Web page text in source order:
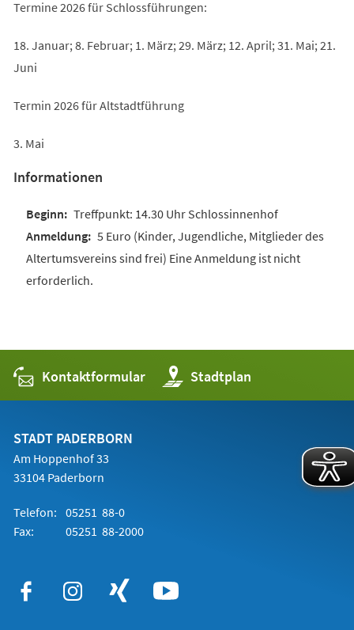
Termine 2026 für Schlossführungen:
18. Januar; 8. Februar; 1. März; 29. März; 12. April; 31. Mai; 21.
Juni
Termin 2026 für Altstadtführung
3. Mai
Informationen
Treffpunkt: 14.30 Uhr Schlossinnenhof
5 Euro (Kinder, Jugendliche, Mitglieder des
Altertumsvereins sind frei) Eine Anmeldung ist nicht
erforderlich.
Kontaktformular Stadtplan
(Öffnet
in
einem
STADT PADERBORN
Am Hoppenhof 33
33104 Paderborn
Telefon: 05251 88-0
Fax:
05251 88-2000